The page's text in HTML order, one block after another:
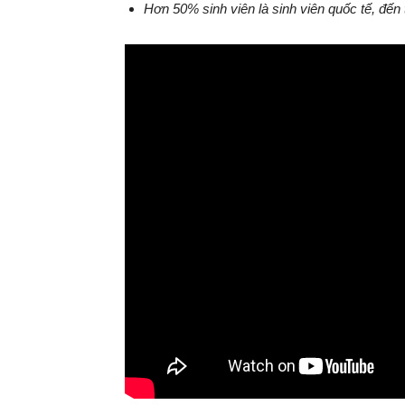
Hơn 50% sinh viên là sinh viên quốc tế,